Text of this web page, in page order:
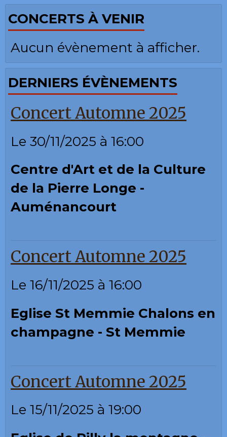
CONCERTS À VENIR
Aucun évènement à afficher.
DERNIERS ÉVÈNEMENTS
Concert Automne 2025
Le 30/11/2025 à 16:00
Centre d'Art et de la Culture
de la Pierre Longe -
Auménancourt
Concert Automne 2025
Le 16/11/2025 à 16:00
Eglise St Memmie Chalons en
champagne - St Memmie
Concert Automne 2025
Le 15/11/2025 à 19:00